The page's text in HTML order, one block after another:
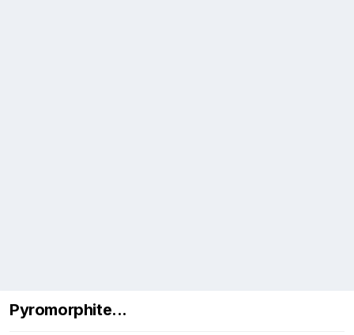
Pyromorphite...